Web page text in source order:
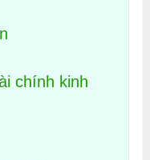
chính kinh